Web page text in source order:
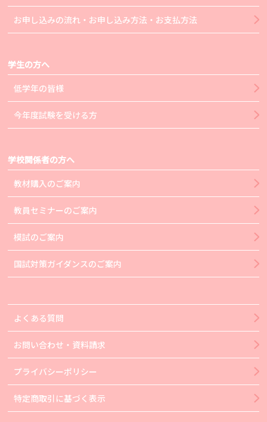
お申し込みの流れ・お申し込み方法・お支払方法
学生の方へ
低学年の皆様
今年度試験を受ける方
学校関係者の方へ
教材購入のご案内
教員セミナーのご案内
模試のご案内
国試対策ガイダンスのご案内
よくある質問
お問い合わせ・資料請求
プライバシーポリシー
特定商取引に基づく表示